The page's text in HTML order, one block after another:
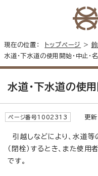
現在の位置： トップページ >
水道・下水道の使用開始・中止・
水道・下水道の使
ページ番号1002313 更新
引越しなどにより、水道等
（閉栓）するとき、また使
です。